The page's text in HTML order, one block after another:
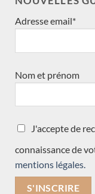
Nouveauté
Acoustique
Occasions
Luthiers
Robin Moyes
Dennis Tolz
François Régis
Adresse email*
Nom et prénom
J'accepte de
connaissance de
mentions légales.